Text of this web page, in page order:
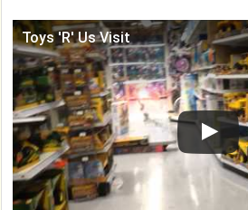
Toys 'R' Us Visit
この動画を YouTube で視聴